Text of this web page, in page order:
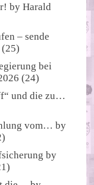
byHarald
– sende
(25)
bei
(24)
und die zu…
vom… by
by